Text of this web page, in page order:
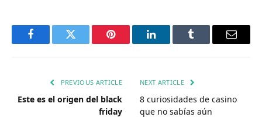
FacebookTwitter Pinterest LinkedInTumblr Email
PREVIOUS ARTICLE
Este es el origen del black
friday
NEXT ARTICLE
8 curiosidades de casino
que no sabías aún